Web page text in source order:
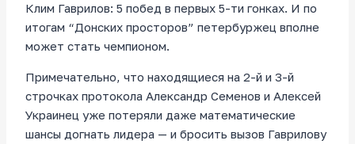
Клим Гаврилов: 5 побед в первых 5-ти гонках. И по
итогам “Донских просторов” петербуржец вполне
может стать чемпионом.
Примечательно, что находящиеся на 2-й и 3-й
строчках протокола Александр Семенов и Алексей
Украинец уже потеряли даже математические
шансы догнать лидера — и бросить вызов Гаврилову